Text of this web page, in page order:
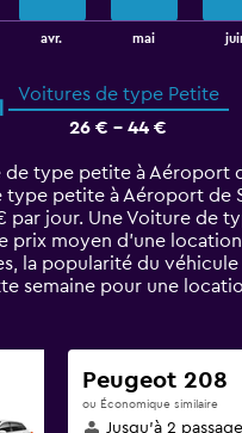
avr. mai
Voitures de type Petite
26 € - 44 €
de type petite à
petite à Aéroport
par jour. Une Voiture
prix moyen d’une
la popularité du
semaine pour une
Peugeot 208
ou Économique similaire
Jusqu’à 2